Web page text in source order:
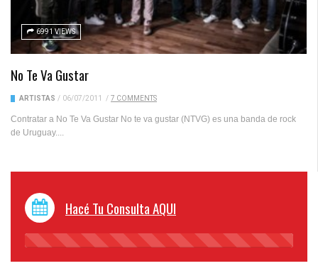
6991 VIEWS
No Te Va Gustar
ARTISTAS / 06/07/2011 / 7 COMMENTS
Contratar a No Te Va Gustar No te va gustar (NTVG) es una banda de rock
de Uruguay....
Hacé Tu Consulta AQUI
45%